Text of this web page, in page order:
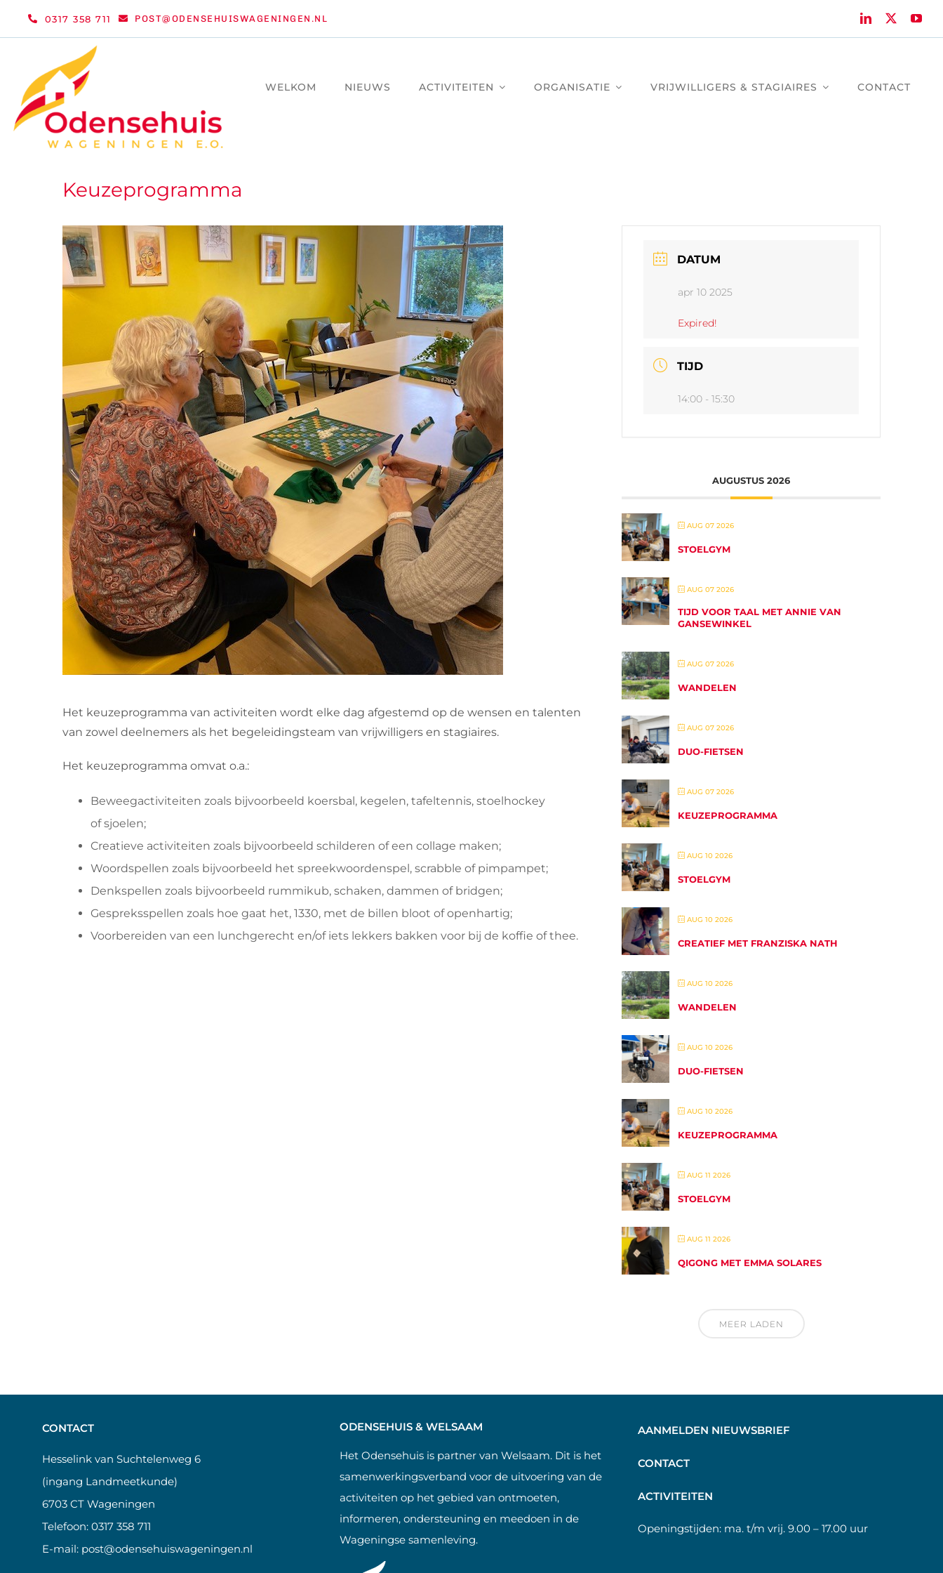
0317 358 711 POST@ODENSEHUISWAGENINGEN.NL
WELKOM NIEUWS ACTIVITEITEN ORGANISATIE VRIJWILLIGERS & STAGIAIRES CONTACT
Keuzeprogramma
Het keuzeprogramma van activiteiten wordt elke dag afgestemd op de wensen en talenten
van zowel deelnemers als het begeleidingsteam van vrijwilligers en stagiaires.
Het keuzeprogramma omvat o.a.:
Beweegactiviteiten zoals bijvoorbeeld koersbal, kegelen, tafeltennis, stoelhockey
of sjoelen;
Creatieve activiteiten zoals bijvoorbeeld schilderen of een collage maken;
Woordspellen zoals bijvoorbeeld het spreekwoordenspel, scrabble of pimpampet;
Denkspellen zoals bijvoorbeeld rummikub, schaken, dammen of bridgen;
Gespreksspellen zoals hoe gaat het, 1330, met de billen bloot of openhartig;
Voorbereiden van een lunchgerecht en/of iets lekkers bakken voor bij de koffie of thee.
DATUM
apr 10 2025
Expired!
TIJD
14:00 - 15:30
AUGUSTUS 2026
AUG 07 2026
STOELGYM
AUG 07 2026
TIJD VOOR TAAL MET ANNIE VAN
GANSEWINKEL
AUG 07 2026
WANDELEN
AUG 07 2026
DUO-FIETSEN
AUG 07 2026
KEUZEPROGRAMMA
AUG 10 2026
STOELGYM
AUG 10 2026
CREATIEF MET FRANZISKA NATH
AUG 10 2026
WANDELEN
AUG 10 2026
DUO-FIETSEN
AUG 10 2026
KEUZEPROGRAMMA
AUG 11 2026
STOELGYM
AUG 11 2026
QIGONG MET EMMA SOLARES
MEER LADEN
CONTACT
Hesselink van Suchtelenweg 6
(ingang Landmeetkunde)
6703 CT Wageningen
Telefoon: 0317 358 711
E-mail: post@odensehuiswageningen.nl
ODENSEHUIS & WELSAAM
Het Odensehuis is partner van Welsaam. Dit is het
samenwerkingsverband voor de uitvoering van de
activiteiten op het gebied van ontmoeten,
informeren, ondersteuning en meedoen in de
Wageningse samenleving.
AANMELDEN NIEUWSBRIEF
CONTACT
ACTIVITEITEN
Openingstijden: ma. t/m vrij. 9.00 – 17.00 uur